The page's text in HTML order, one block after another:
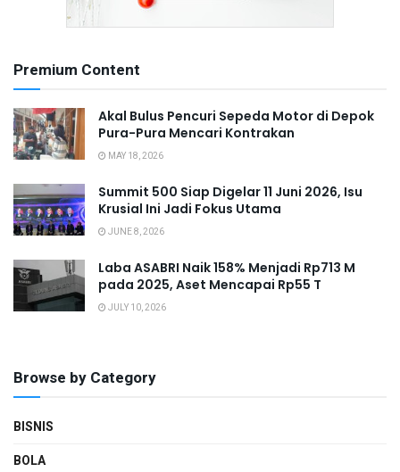
Premium Content
Akal Bulus Pencuri Sepeda Motor di Depok
Pura-Pura Mencari Kontrakan
MAY 18, 2026
Summit 500 Siap Digelar 11 Juni 2026, Isu
Krusial Ini Jadi Fokus Utama
JUNE 8, 2026
Laba ASABRI Naik 158% Menjadi Rp713 M
pada 2025, Aset Mencapai Rp55 T
JULY 10, 2026
Browse by Category
BISNIS
BOLA